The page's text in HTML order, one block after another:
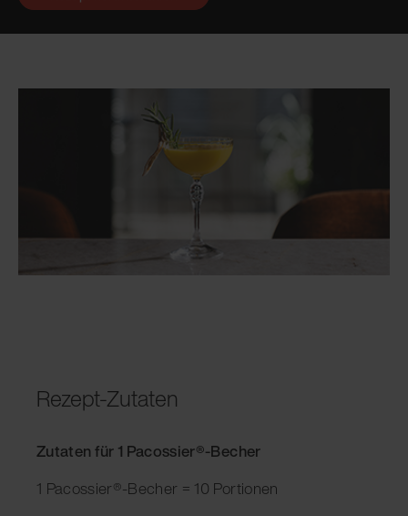
Rezept-Zutaten
Zutaten für 1 Pacossier®-Becher
1 Pacossier®-Becher = 10 Portionen